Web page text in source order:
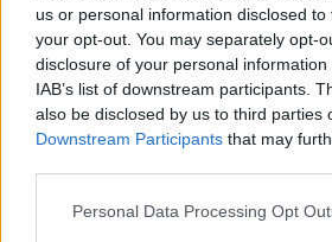
us or personal information disclosed
your opt-out. You may separately opt-
disclosure of your personal
IAB’s list of downstream participants.
also be disclosed by us to third parties
Downstream Participants that may
Please note that this website/app uses
Personal Data Processing Opt
05.08.2026